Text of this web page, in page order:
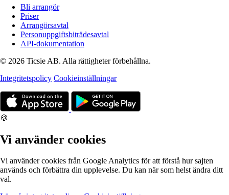
Bli arrangör
Priser
Arrangörsavtal
Personuppgiftsbiträdesavtal
API-dokumentation
© 2026 Ticsie AB. Alla rättigheter förbehållna.
Integritetspolicy Cookieinställningar
🍪
Vi använder cookies
Vi använder cookies från Google Analytics för att förstå hur sajten
används och förbättra din upplevelse. Du kan när som helst ändra ditt
val.